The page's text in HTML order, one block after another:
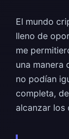
El mundo
lleno de
me
una manera
no podían
completa,
alcanzar los